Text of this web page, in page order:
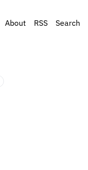
About RSS Search